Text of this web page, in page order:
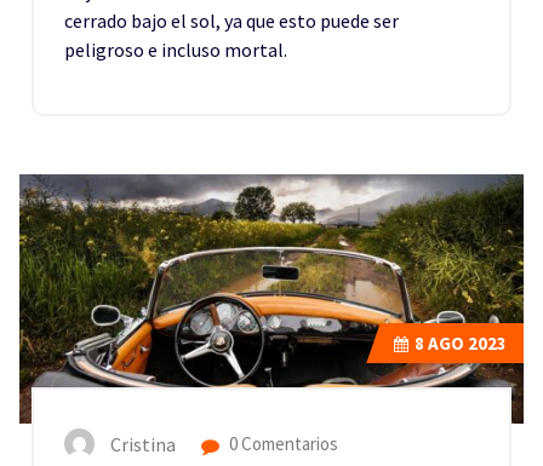
cerrado bajo el sol, ya que esto puede ser
peligroso e incluso mortal.
8 AGO 2023
Cristina 0 Comentarios